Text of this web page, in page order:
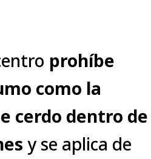
prohíbe
como la
cerdo dentro de
y se aplica de